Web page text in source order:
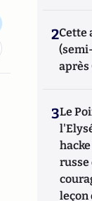
2Cette
après
3Le
russe
leçon